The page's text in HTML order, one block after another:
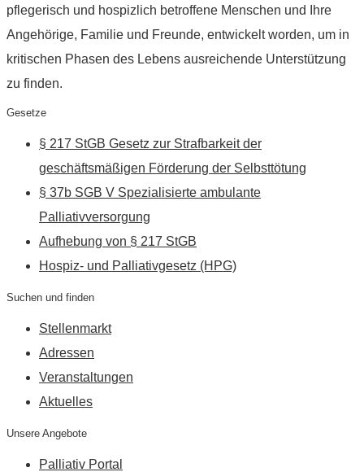
pflegerisch und hospizlich betroffene Menschen und Ihre
Angehörige, Familie und Freunde, entwickelt worden, um in
kritischen Phasen des Lebens ausreichende Unterstützung
zu finden.
Gesetze
§ 217 StGB Gesetz zur Strafbarkeit der
geschäftsmäßigen Förderung der Selbsttötung
§ 37b SGB V Spezialisierte ambulante
Palliativversorgung
Aufhebung von § 217 StGB
Hospiz- und Palliativgesetz (HPG)
Suchen und finden
Stellenmarkt
Adressen
Veranstaltungen
Aktuelles
Unsere Angebote
Palliativ Portal